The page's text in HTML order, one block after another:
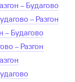
– Будагово
– Разгон
– Будагово
– Разгон